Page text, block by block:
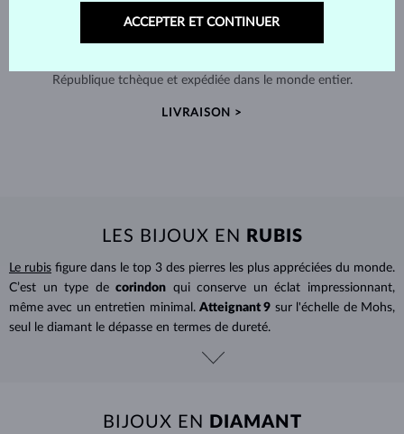
FABRIQUÉS À LA MAIN À PRAGUE
République tchèque et expédiée dans le monde entier.
LIVRAISON >
LES BIJOUX EN RUBIS
Le rubis figure dans le top 3 des pierres les plus appréciées du monde.
C’est un type de corindon qui conserve un éclat impressionnant,
même avec un entretien minimal. Atteignant 9 sur l'échelle de Mohs,
seul le diamant le dépasse en termes de dureté.
BIJOUX EN DIAMANT
ACCEPTER ET CONTINUER